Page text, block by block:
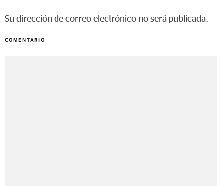
Su dirección de correo electrónico no será publicada.
COMENTARIO